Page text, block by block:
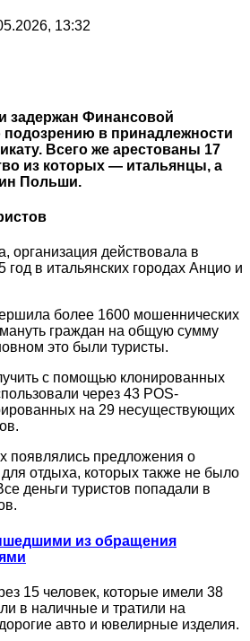
13:32
задержан Финансовой
подозрению в принадлежности
Всего же арестованы 17
из которых — итальянцы, а
Польши.
организация действовала в
год в итальянских городах Анцио и
более 1600 мошеннических
граждан на общую сумму
это были туристы.
с помощью клонированных
через 43 POS-
на 29 несуществующих
появлялись предложения о
отдыха, которых также не было
деньги туристов попадали в
из обращения
15 человек, которые имели 38
в наличные и тратили на
авто и ювелирные изделия.